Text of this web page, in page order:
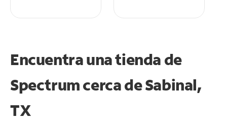
Encuentra una tienda de
Spectrumcerca de Sabinal,
TX